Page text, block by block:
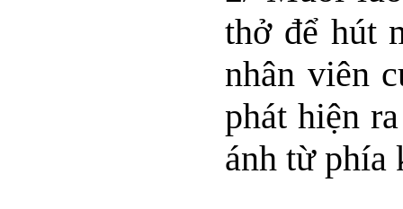
thở để hút
nhân viên
phát hiện
ánh từ phía